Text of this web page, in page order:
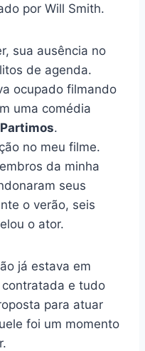
por Will Smith.
sua ausência no
de agenda.
ocupado filmando
uma comédia
.
no meu filme.
da minha
seus
o verão, seis
o ator.
já estava em
e tudo
para atuar
foi um momento